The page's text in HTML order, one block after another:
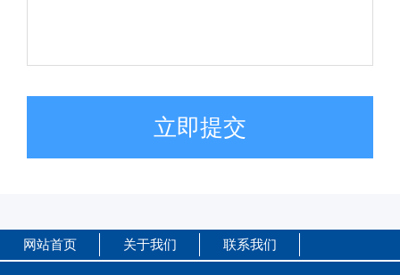
立即提交
网站首页 关于我们 联系我们